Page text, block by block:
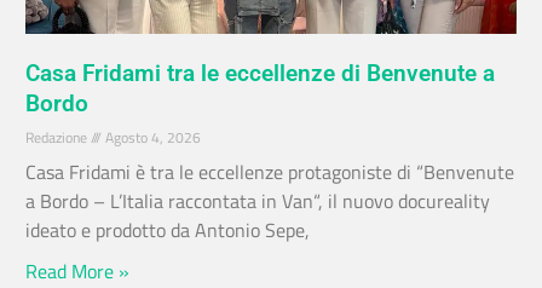
Casa Fridami tra le eccellenze di Benvenute a
Bordo
Redazione Agosto 4, 2026
Casa Fridami è tra le eccellenze protagoniste di “Benvenute
a Bordo – L’Italia raccontata in Van“, il nuovo docureality
ideato e prodotto da Antonio Sepe,
Read More »